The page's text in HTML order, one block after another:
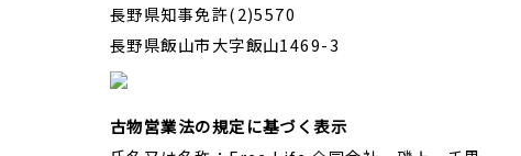
長野県知事免許(2)5570
長野県飯山市大字飯山1469-3
古物営業法の規定に基づく表示